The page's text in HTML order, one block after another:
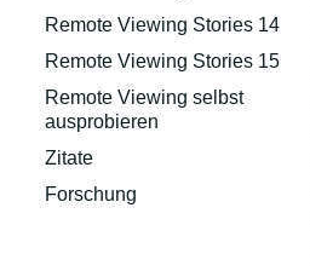
Remote Viewing Stories 14
Remote Viewing Stories 15
Remote Viewing selbst
ausprobieren
Zitate
Forschung